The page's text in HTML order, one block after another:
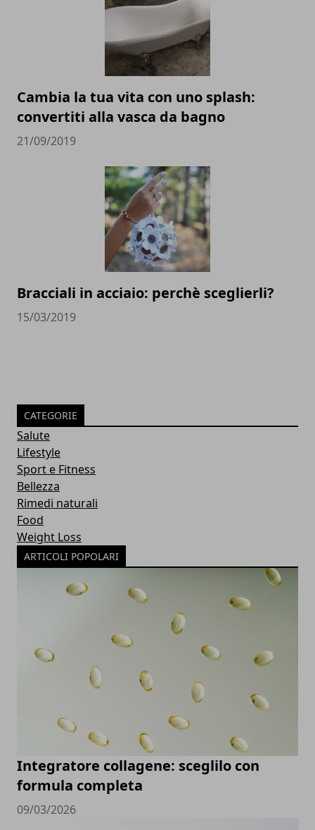
Cambia la tua vita con uno splash:
convertiti alla vasca da bagno
21/09/2019
Bracciali in acciaio: perchè sceglierli?
15/03/2019
CATEGORIE
Salute
Lifestyle
Sport e Fitness
Bellezza
Rimedi naturali
Food
Weight Loss
ARTICOLI POPOLARI
Integratore collagene: sceglilo con
formula completa
09/03/2026